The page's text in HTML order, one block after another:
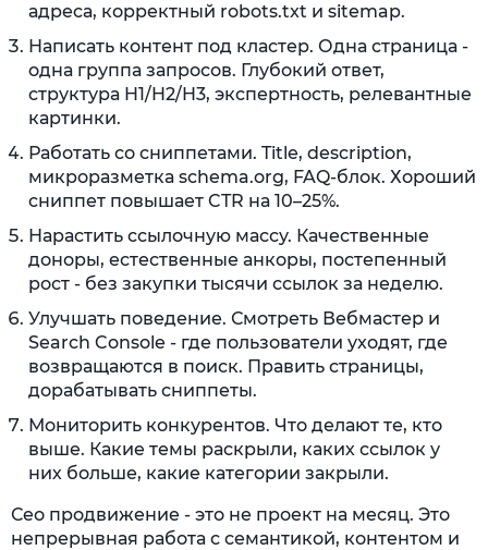
адреса, корректный robots.txt и sitemap.
Написать контент под кластер. Одна страница -
одна группа запросов. Глубокий ответ,
структура H1/H2/H3, экспертность, релевантные
картинки.
Работать со сниппетами. Title, description,
микроразметка schema.org, FAQ-блок. Хороший
сниппет повышает CTR на 10–25%.
Нарастить ссылочную массу. Качественные
доноры, естественные анкоры, постепенный
рост - без закупки тысячи ссылок за неделю.
Улучшать поведение. Смотреть Вебмастер и
Search Console - где пользователи уходят, где
возвращаются в поиск. Править страницы,
дорабатывать сниппеты.
Мониторить конкурентов. Что делают те, кто
выше. Какие темы раскрыли, каких ссылок у
них больше, какие категории закрыли.
Сео продвижение - это не проект на месяц. Это
непрерывная работа с семантикой, контентом и